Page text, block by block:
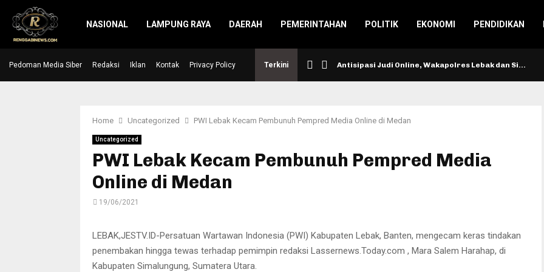
NASIONAL LAMPUNG RAYA DAERAH PEMERINTAHAN POLITIK EKONOMI PENDIDIKAN
Pedoman Media Siber Redaksi Iklan Kontak Privacy Policy Terkini
Hari Raya Idul Adha, Kapolres Lebak serahkan… Antisipasi Judi Online, Wakapolres Lebak dan Si…
Home Uncategorized PWI Lebak Kecam Pembunuh Pempred Media Online di Medan
Uncategorized
PWI Lebak Kecam Pembunuh Pempred Media
Online di Medan
19/06/2021
LEBAK,JESTV.ID-Persatuan Wartawan Indonesia (PWI) Kabupaten Lebak, Banten, mengecam keras tindakan
penembakan hingga tewas terhadap pemimpin redaksi Lassernews.Today.com , Mara Salem Harahap, di
Kabupaten Simalungung, Sumatera Utara.